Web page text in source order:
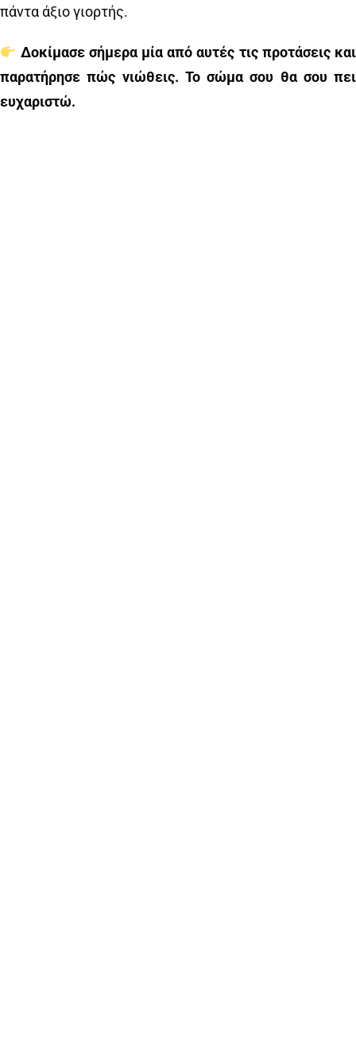
πάντα άξιο γιορτής.
Δοκίμασε σήμερα μία από αυτές τις προτάσεις και
παρατήρησε πώς νιώθεις. Το σώμα σου θα σου πει
ευχαριστώ.